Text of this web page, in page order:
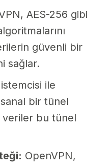
AES-256 gibi
güvenli bir
sağlar.
ile
bir tünel
bu tünel
OpenVPN,